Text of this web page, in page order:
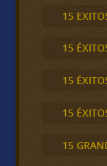
15
15
15
15
15